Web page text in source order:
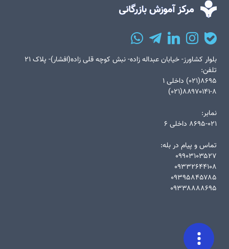
بلوار کشاورز- خیابان عبداله زاده- نبش کوچه قلی زاده(افشار)- پلاک ۲۱
تلفن:
۸۶۹۵(۰۲۱) داخلی ۱
۸۸۹۷۰۱۴۱-۸(۰۲۱)
نمابر:
۸۶۹۵-۰۲۱ داخلی ۶
تماس و پیام در بله:
۰۹۹۰۳۱۰۳۵۲۷
۰۹۳۳۲۶۴۴۱۰۸
۰۹۳۹۵۸۴۵۷۸۵
۰۹۳۳۸۸۸۸۶۹۵